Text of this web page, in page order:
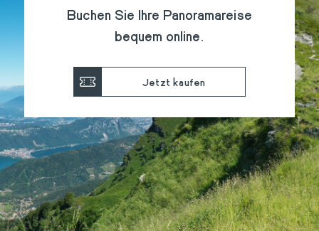
Buchen Sie Ihre Panoramareise
bequem online.
Jetzt kaufen